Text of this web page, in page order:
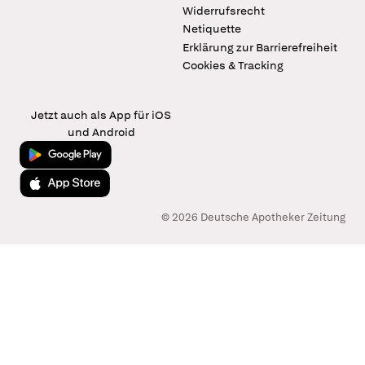
Widerrufsrecht
Netiquette
Erklärung zur Barrierefreiheit
Cookies & Tracking
Jetzt auch als App für iOS
und Android
Jetzt bei Google Play
Laden im App Store
© 2026 Deutsche Apotheker Zeitung